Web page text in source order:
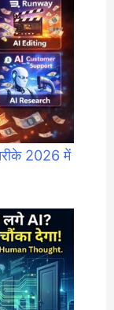
2026 में